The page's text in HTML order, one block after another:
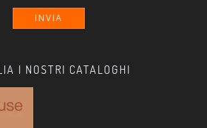
I NOSTRI CATALOGHI
INVIA